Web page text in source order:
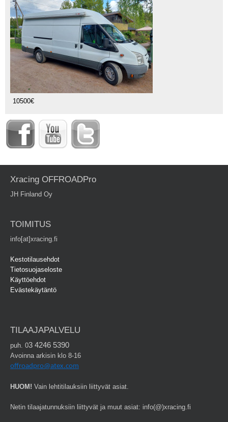
10500€
Xracing OFFROADPro
JH Finland Oy
TOIMITUS
info[at]xracing.fi
Kestotilausehdot
Tietosuojaseloste
Käyttöehdot
Evästekäytäntö
TILAAJAPALVELU
puh. 03 4246 5390
Avoinna arkisin klo 8-16
offroadpro@atex.com
HUOM! Vain lehtitilauksiin liittyvät asiat.
Netin tilaajatunnuksiin liittyvät ja muut asiat: info(@)xracing.fi